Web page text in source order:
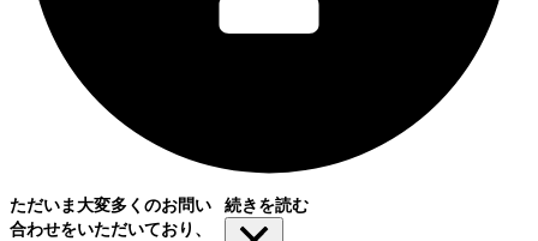
ただいま大変多くのお問い
合わせをいただいており、
続きを読む